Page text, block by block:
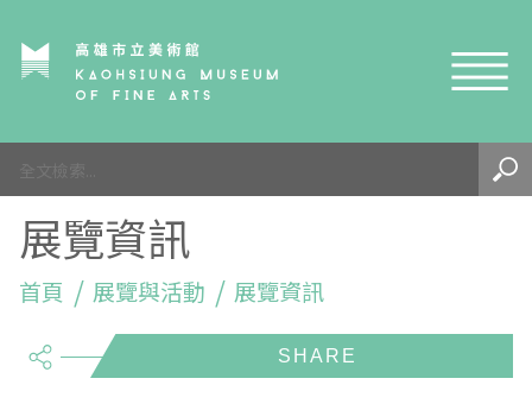
網站導覽
參觀資訊
參觀須知
開館時間
環境介紹
展覽與活動
展覽資訊
典藏與研究
展覽資訊
首頁 展覽與活動 展覽資訊
share